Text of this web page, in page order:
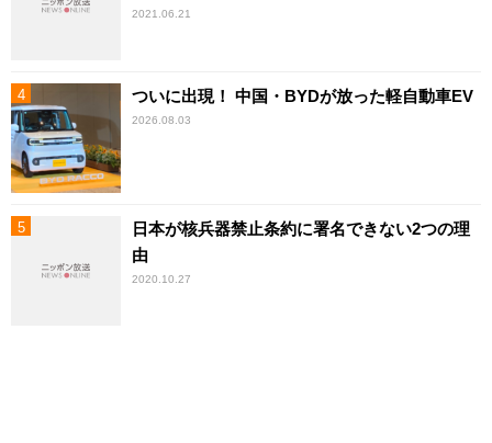
2021.06.21
ついに出現！ 中国・BYDが放った軽自動車EV
2026.08.03
日本が核兵器禁止条約に署名できない2つの理
由
2020.10.27